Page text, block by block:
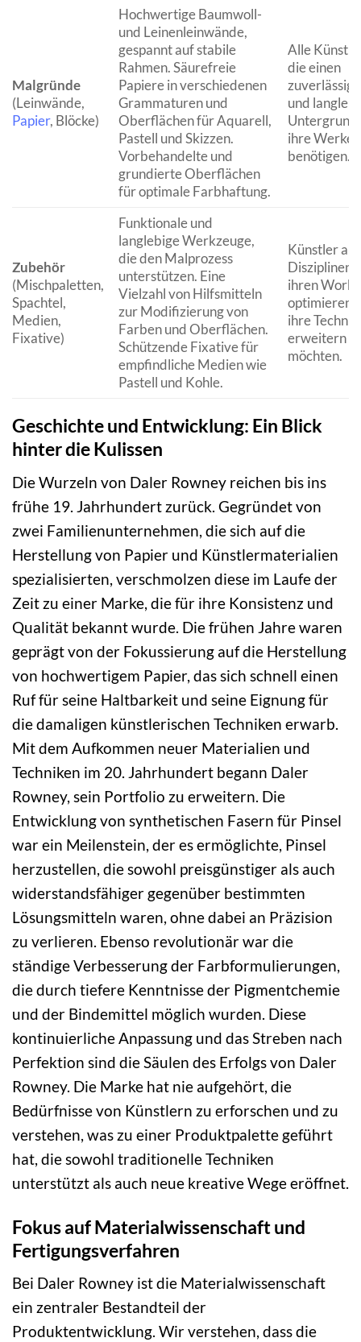
Malgründe
(Leinwände,
Papier, Blöcke)
Hochwertige Baumwoll-
und Leinenleinwände,
gespannt auf stabile
Rahmen. Säurefreie
Papiere in verschiedenen
Grammaturen und
Oberflächen für Aquarell,
Pastell und Skizzen.
Vorbehandelte und
grundierte Oberflächen
für optimale Farbhaftung.
Alle
die einen
und
Untergrund
ihre Werke
benötigen.
Zubehör
(Mischpaletten,
Spachtel,
Medien,
Fixative)
Funktionale und
langlebige Werkzeuge,
die den Malprozess
unterstützen. Eine
Vielzahl von Hilfsmitteln
zur Modifizierung von
Farben und Oberflächen.
Schützende Fixative für
empfindliche Medien wie
Pastell und Kohle.
Künstler
Disziplinen,
ihren
optimieren
ihre
erweitern
möchten.
Geschichte und Entwicklung: Ein Blick
hinter die Kulissen
Die Wurzeln von Daler Rowney reichen bis ins
frühe 19. Jahrhundert zurück. Gegründet von
zwei Familienunternehmen, die sich auf die
Herstellung von Papier und Künstlermaterialien
spezialisierten, verschmolzen diese im Laufe der
Zeit zu einer Marke, die für ihre Konsistenz und
Qualität bekannt wurde. Die frühen Jahre waren
geprägt von der Fokussierung auf die Herstellung
von hochwertigem Papier, das sich schnell einen
Ruf für seine Haltbarkeit und seine Eignung für
die damaligen künstlerischen Techniken erwarb.
Mit dem Aufkommen neuer Materialien und
Techniken im 20. Jahrhundert begann Daler
Rowney, sein Portfolio zu erweitern. Die
Entwicklung von synthetischen Fasern für Pinsel
war ein Meilenstein, der es ermöglichte, Pinsel
herzustellen, die sowohl preisgünstiger als auch
widerstandsfähiger gegenüber bestimmten
Lösungsmitteln waren, ohne dabei an Präzision
zu verlieren. Ebenso revolutionär war die
ständige Verbesserung der Farbformulierungen,
die durch tiefere Kenntnisse der Pigmentchemie
und der Bindemittel möglich wurden. Diese
kontinuierliche Anpassung und das Streben nach
Perfektion sind die Säulen des Erfolgs von Daler
Rowney. Die Marke hat nie aufgehört, die
Bedürfnisse von Künstlern zu erforschen und zu
verstehen, was zu einer Produktpalette geführt
hat, die sowohl traditionelle Techniken
unterstützt als auch neue kreative Wege eröffnet.
Fokus auf Materialwissenschaft und
Fertigungsverfahren
Bei Daler Rowney ist die Materialwissenschaft
ein zentraler Bestandteil der
Produktentwicklung. Wir verstehen, dass die